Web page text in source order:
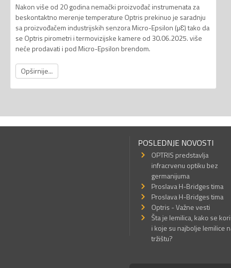
Nakon više od 20 godina nemački proizvođač instrumenata za
beskontaktno merenje temperature Optris prekinuo je saradnju
sa proizvođačem industrijskih senzora Micro-Epsilon (µƐ) tako da
se Optris pirometri i termovizijske kamere od 30.06.2025. više
neće prodavati i pod Micro-Epsilon brendom.
Opširnije...
POSLEDNJE NOVOSTI
OPTRIS predstavlja
infracrvenu optiku bez
germanijuma
Proslava H-Bridges tima
Proslava H-Bridges tima
Optris - Važne vesti
Šta je lemilica, kako se
i koje su najbolje lemilice
tržištu?